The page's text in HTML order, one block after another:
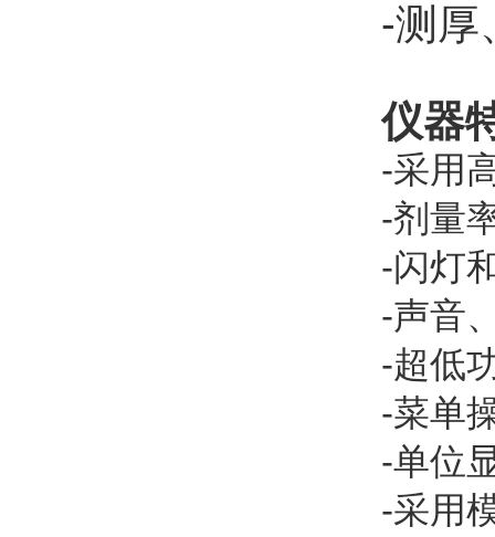
-测厚
仪器
-采用
-剂量
-闪灯
-声音
-超低
-菜单
-单位
-采用